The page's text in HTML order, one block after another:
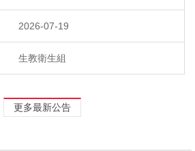
2026-07-19
生教衛生組
更多最新公告